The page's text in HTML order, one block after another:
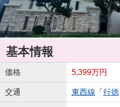
基本情報
価格 5,399万円
交通 東西線 「 行徳